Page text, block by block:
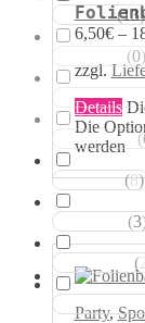
6,50€–
zzgl.
Details
Die
werden
Party,
Rottöne (13)
(0)
Magentatöne
Violetttöne (
Blautöne (8)
(3
Brauntöne (
Schwarztöne